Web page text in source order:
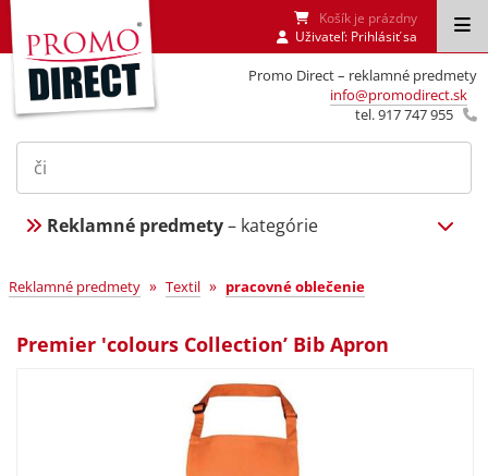
Promo Direct – reklamné predmety
info@promodirect.sk
tel. 917 747 955
Košík je prázdny
Uživateľ: Prihlásiť sa
Reklamné predmety– kategórie
Reklamné predmety » Textil » pracovné oblečenie
Premier 'colours Collection’ Bib Apron